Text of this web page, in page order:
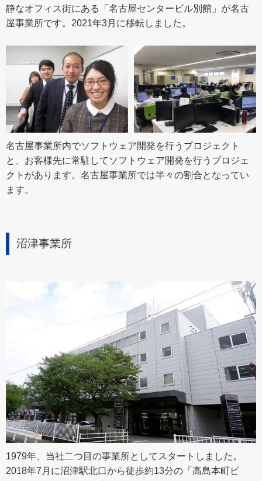
静なオフィス街にある「名古屋センタービル別館」が名古
屋事業所です。2021年3月に移転しました。
名古屋事業所内でソフトウェア開発を行うプロジェクト
と、お客様先に常駐してソフトウェア開発を行うプロジェ
クトがあります。名古屋事業所では半々の割合となってい
ます。
沼津事業所
1979年、当社二つ目の事業所としてスタートしました。
2018年7月に沼津駅北口から徒歩約13分の「高島本町ビ